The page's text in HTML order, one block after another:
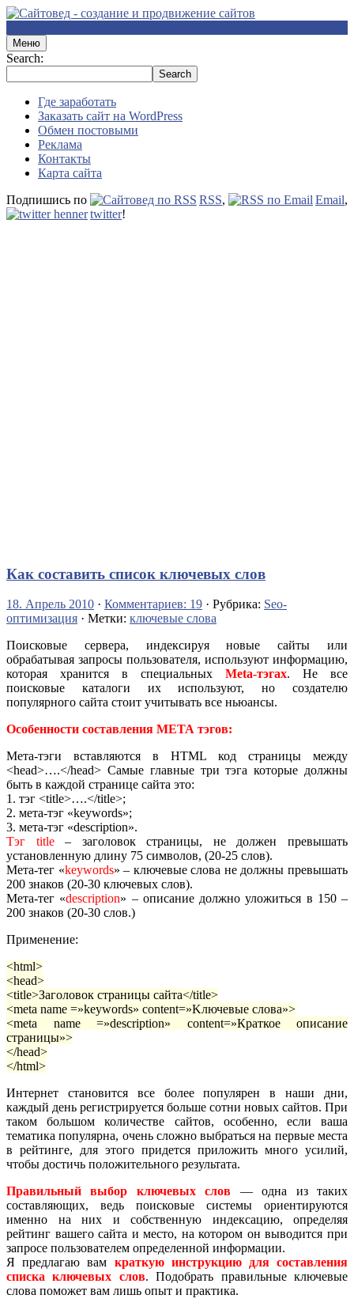
Меню
Search:
Где заработать
Заказать сайт на WordPress
Обмен постовыми
Реклама
Контакты
Карта сайта
Подпишись по
RSS, Email,
twitter!
Как составить список ключевых слов
18. Апрель 2010 · Комментариев: 19 · Рубрика: Seo-
оптимизация · Метки: ключевые слова
Поисковые сервера, индексируя новые сайты или
обрабатывая запросы пользователя, используют информацию,
которая хранится в специальных Meta-тэгах. Не все
поисковые каталоги их используют, но создателю
популярного сайта стоит учитывать все ньюансы.
Особенности составления МЕТА тэгов:
Мета-тэги вставляются в HTML код страницы между
<head>….</head> Самые главные три тэга которые должны
быть в каждой странице сайта это:
1. тэг <title>….</title>;
2. мета-тэг «keywords»;
3. мета-тэг «description».
Тэг title– заголовок страницы, не должен превышать
установленную длину 75 символов, (20-25 слов).
Мета-тег «keywords» – ключевые слова не должны превышать
200 знаков (20-30 ключевых слов).
Мета-тег «description» – описание должно уложиться в 150 –
200 знаков (20-30 слов.)
Применение:
<html>
<head>
<title>Заголовок страницы сайта</title>
<meta name =»keywords» content=»Kлючевые слова»>
<meta name =»description» content=»Краткое описание
страницы»>
</head>
</html>
Интернет становится все более популярен в наши дни,
каждый день регистрируется больше сотни новых сайтов. При
таком большом количестве сайтов, особенно, если ваша
тематика популярна, очень сложно выбраться на первые места
в рейтинге, для этого придется приложить много усилий,
чтобы достичь положительного результата.
Правильный выбор ключевых слов — одна из таких
составляющих, ведь поисковые системы ориентируются
именно на них и собственную индексацию, определяя
рейтинг вашего сайта и место, на котором он выводится при
запросе пользователем определенной информации.
Я предлагаю вам краткую инструкцию для составления
списка ключевых слов. Подобрать правильные ключевые
слова поможет вам лишь опыт и практика.